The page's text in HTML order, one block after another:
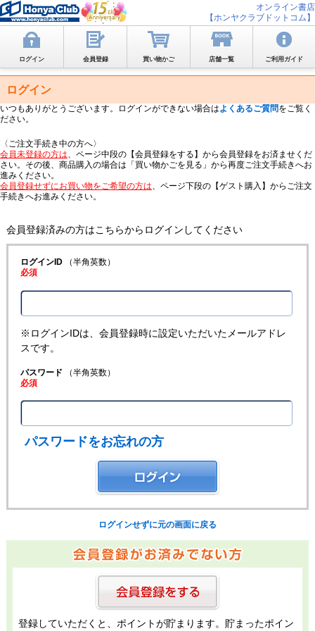
オンライン書店
【ホンヤクラブドットコム】
ログイン 会員登録 買い物かご 店舗一覧 ご利用ガイド
ログイン
いつもありがとうございます。ログインができない場合はよくあるご質問をご覧く
ださい。
〈ご注文手続き中の方へ〉
会員未登録の方は、ページ中段の【会員登録をする】から会員登録をお済ませくだ
さい。その後、商品購入の場合は「買い物かごを見る」から再度ご注文手続きへお
進みください。
会員登録せずにお買い物をご希望の方は、ページ下段の【ゲスト購入】からご注文
手続きへお進みください。
会員登録済みの方はこちらからログインしてください
ログインID（半角英数）
必須
※ログインIDは、会員登録時に設定いただいたメールアドレ
スです。
パスワード （半角英数）
必須
パスワードをお忘れの方
ログインせずに元の画面に戻る
登録していただくと、ポイントが貯まります。貯まったポイン